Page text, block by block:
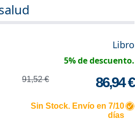
Libro
5% de descuento.
91,52 € 86,94 €
Sin Stock. Envío en 7/10
días